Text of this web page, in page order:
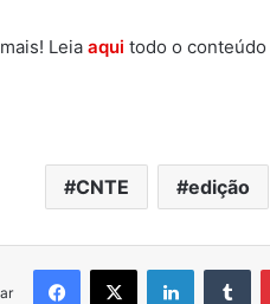
Leia aqui todo o conteúdo
CNTE edição